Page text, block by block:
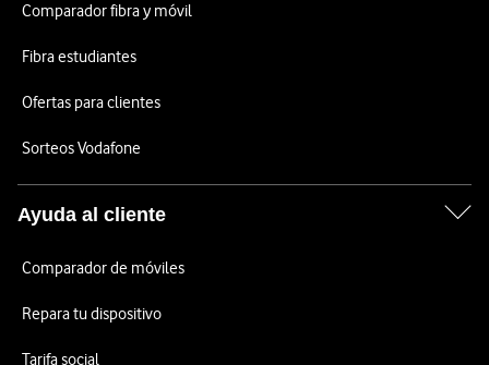
Comparador fibra y móvil
Fibra estudiantes
Ofertas para clientes
Sorteos Vodafone
Ayuda al cliente
Comparador de móviles
Repara tu dispositivo
Tarifa social